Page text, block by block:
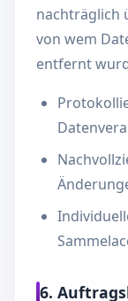
nachträglich
von wem
entfernt
6.